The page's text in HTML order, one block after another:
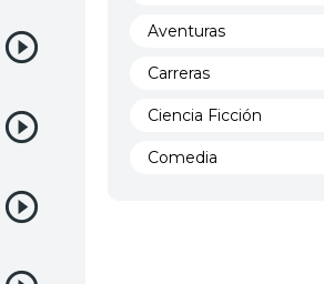
Aventuras
Carreras
Ciencia Ficción
Comedia